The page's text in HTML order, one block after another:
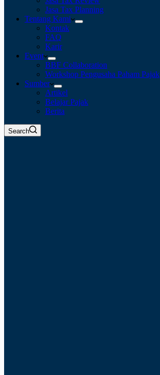
Jasa Tax Planning
Tentang Kami
Kontak
FAQ
Karir
Event
BBF Collaboration
Workshop Pengusaha Paham Pajak
Sumber
Artikel
Belajar Pajak
Berita
Search